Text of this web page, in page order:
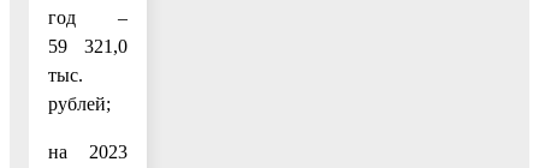
год –
59 321,0
тыс.
рублей;
на 2023